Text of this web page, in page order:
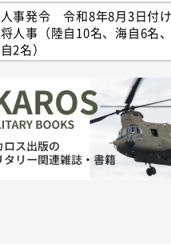
人事発令 令和8年8月3日付け
将人事（陸自10名、海自6名
自2名）